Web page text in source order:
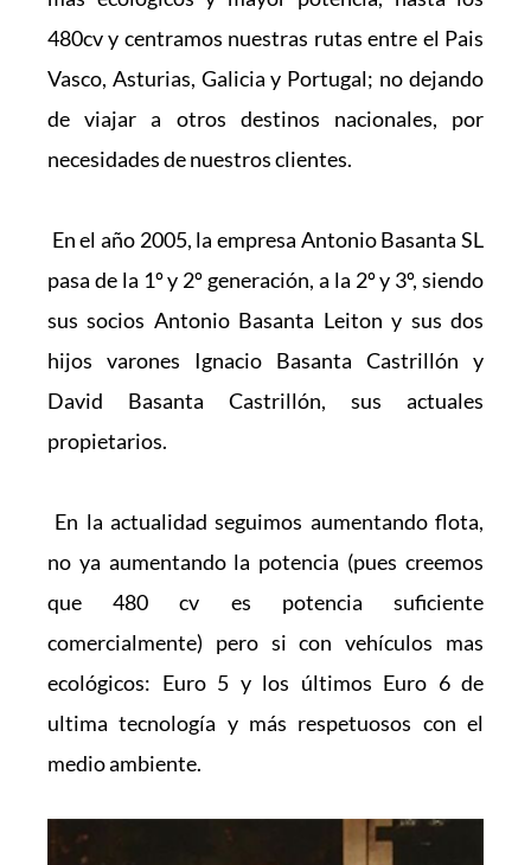
480cv y centramos nuestras rutas entre el Pais
Vasco, Asturias, Galicia y Portugal; no dejando
de viajar a otros destinos nacionales, por
necesidades de nuestros clientes.
pasa de la 1º y 2º generación, a la 2º y 3º, siendo
sus socios Antonio Basanta Leiton y sus dos
hijos varones Ignacio Basanta Castrillón y
David Basanta Castrillón, sus actuales
propietarios.
no ya aumentando la potencia (pues creemos
que 480 cv es potencia suficiente
comercialmente) pero si con vehículos mas
ecológicos: Euro 5 y los últimos Euro 6 de
ultima tecnología y más respetuosos con el
medio ambiente.